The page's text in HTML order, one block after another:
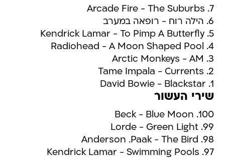
7. Arcade Fire - The Suburbs
6. הילה רוח - רופאה במערב
5. Kendrick Lamar - To Pimp A Butterfly
4. Radiohead - A Moon Shaped Pool
3. Arctic Monkeys - AM
2. Tame Impala - Currents
1. David Bowie - Blackstar
שירי העשור
100. Beck - Blue Moon
99. Lorde - Green Light
98. Anderson .Paak - The Bird
97. Kendrick Lamar - Swimming Pools